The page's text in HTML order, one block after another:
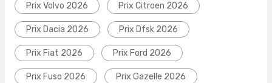
Prix Volvo 2026 Prix Citroen 2026
Prix Dacia 2026 Prix Dfsk 2026
Prix Fiat 2026 Prix Ford 2026
Prix Fuso 2026 Prix Gazelle 2026